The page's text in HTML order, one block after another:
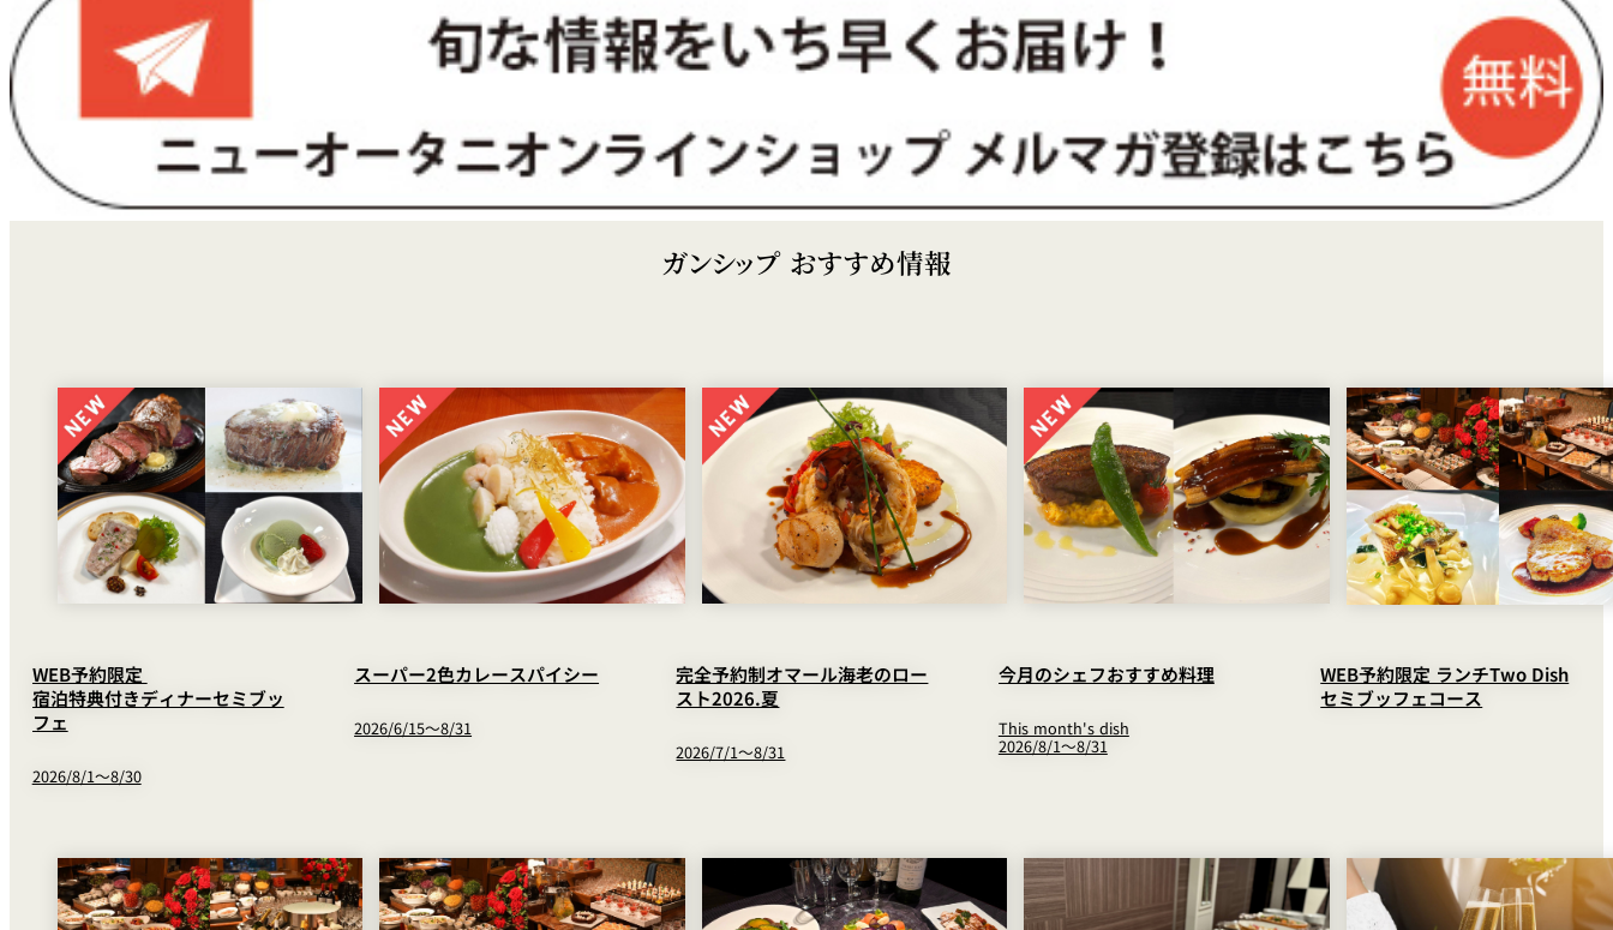
ガンシップ おすすめ情報
WEB予約限定
宿泊特典付きディナーセミブッ
フェ
2026/8/1～8/30
スーパー2色カレースパイシー
2026/6/15～8/31
完全予約制オマール海老のロー
スト2026.夏
2026/7/1～8/31
今月のシェフおすすめ料理
This month's dish
2026/8/1～8/31
WEB予約限定 ランチTwo Dish
セミブッフェコース